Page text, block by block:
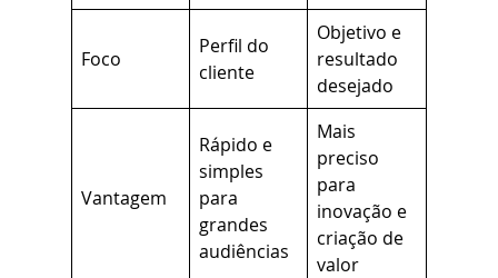
Foco
Perfil do
cliente
Objetivo e
resultado
desejado
Vantagem
Rápido e
simples
para
grandes
audiências
Mais
preciso
para
inovação e
criação de
valor